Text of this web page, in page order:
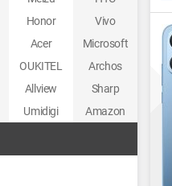
Honor
Vivo
Acer
Microsoft
OUKITEL
Archos
Allview
Sharp
Umidigi Amazon